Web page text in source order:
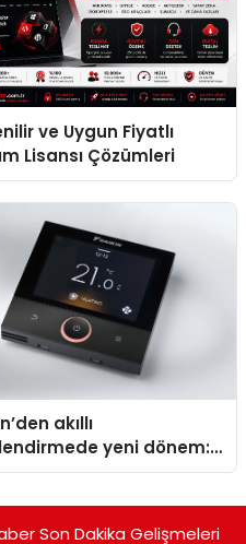
ve Uygun Fiyatlı
Lisansı Çözümleri
akıllı
yeni dönem:
Plus Türkiye’de
Son Dakika Gelişmeleri